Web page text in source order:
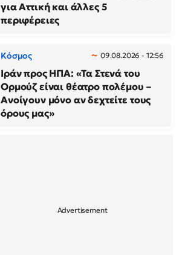
για Αττική και άλλες 5
περιφέρειες
Κόσμος 09.08.2026 - 12:56
Ιράν προς ΗΠΑ: «Τα Στενά του
Ορμούζ είναι θέατρο πολέμου –
Ανοίγουν μόνο αν δεχτείτε τους
όρους μας»